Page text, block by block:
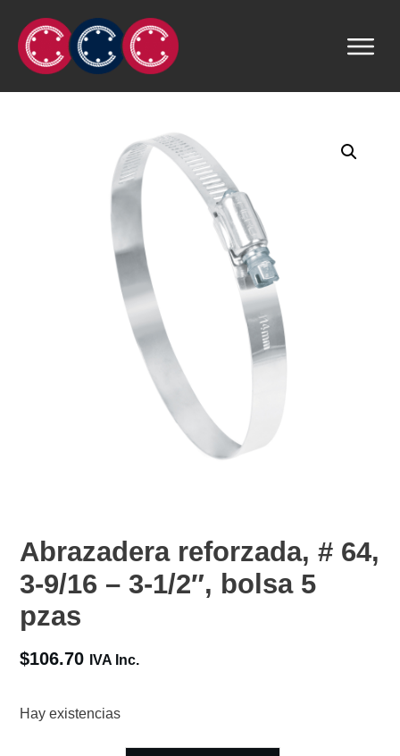
Abrazadera reforzada, # 64,
3-9/16 – 3-1/2″, bolsa 5
pzas
$106.70 IVA Inc.
Hay existencias